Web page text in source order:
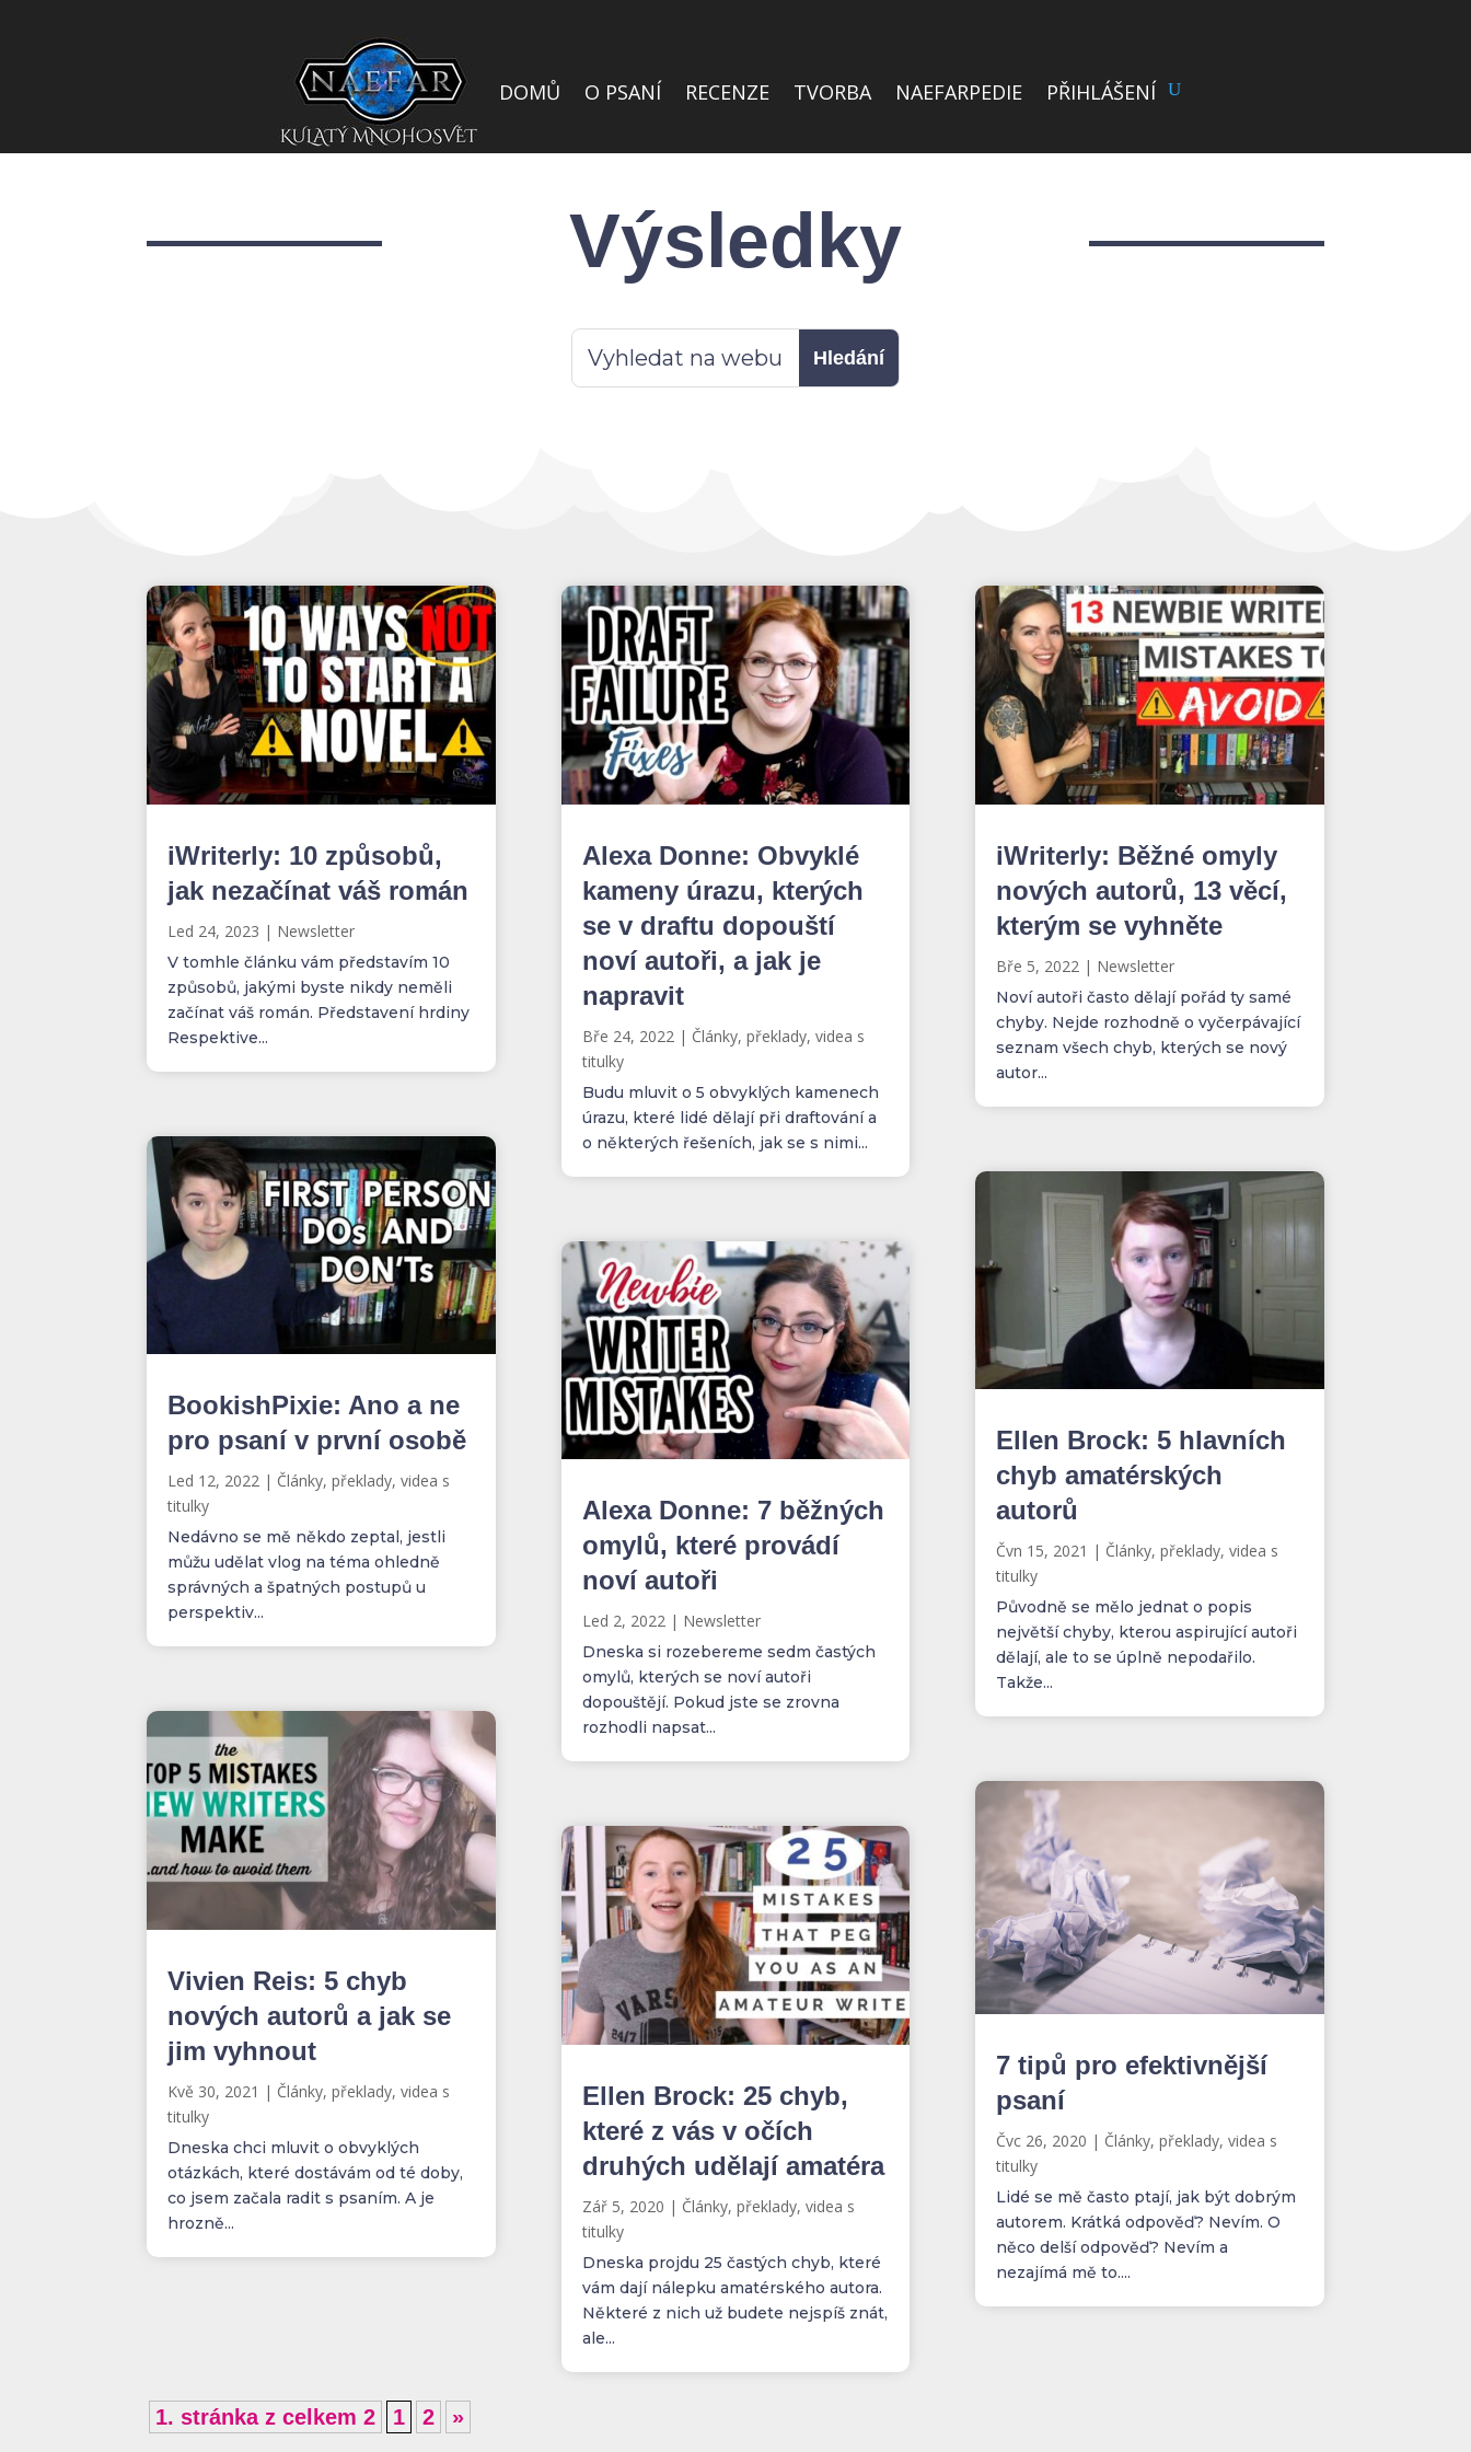
DOMŮ O PSANÍ RECENZE TVORBA NAEFARPEDIE PŘIHLÁŠENÍ
Výsledky
iWriterly: 10 způsobů,
jak nezačínat váš román
Led 24, 2023 | Newsletter
V tomhle článku vám představím 10
způsobů, jakými byste nikdy neměli
začínat váš román. Představení hrdiny
Respektive...
BookishPixie: Ano a ne
pro psaní v první osobě
Led 12, 2022 | Články, překlady, videa s
titulky
Nedávno se mě někdo zeptal, jestli
můžu udělat vlog na téma ohledně
správných a špatných postupů u
perspektiv...
Vivien Reis: 5 chyb
nových autorů a jak se
jim vyhnout
Kvě 30, 2021 | Články, překlady, videa s
titulky
Dneska chci mluvit o obvyklých
otázkách, které dostávám od té doby,
co jsem začala radit s psaním. A je
hrozně...
Alexa Donne: Obvyklé
kameny úrazu, kterých
se v draftu dopouští
noví autoři, a jak je
napravit
Bře 24, 2022 | Články, překlady, videa s
titulky
Budu mluvit o 5 obvyklých kamenech
úrazu, které lidé dělají při draftování a
o některých řešeních, jak se s nimi...
Alexa Donne: 7 běžných
omylů, které provádí
noví autoři
Led 2, 2022| Newsletter
Dneska si rozebereme sedm častých
omylů, kterých se noví autoři
dopouštějí. Pokud jste se zrovna
rozhodli napsat...
Ellen Brock: 25 chyb,
které z vás v očích
druhých udělají amatéra
Zář 5, 2020 | Články, překlady, videa s
titulky
Dneska projdu 25 častých chyb, které
vám dají nálepku amatérského autora.
Některé z nich už budete nejspíš znát,
ale...
iWriterly: Běžné omyly
nových autorů, 13 věcí,
kterým se vyhněte
Bře 5, 2022 | Newsletter
Noví autoři často dělají pořád ty samé
chyby. Nejde rozhodně o vyčerpávající
seznam všech chyb, kterých se nový
autor...
Ellen Brock: 5 hlavních
chyb amatérských
autorů
Čvn 15, 2021 | Články, překlady, videa s
titulky
Původně se mělo jednat o popis
největší chyby, kterou aspirující autoři
dělají, ale to se úplně nepodařilo.
Takže...
7 tipů pro efektivnější
psaní
Čvc 26, 2020 | Články, překlady, videa s
titulky
Lidé se mě často ptají, jak být dobrým
autorem. Krátká odpověď? Nevím. O
něco delší odpověď? Nevím a
nezajímá mě to....
1. stránka z celkem 2 1 2 »